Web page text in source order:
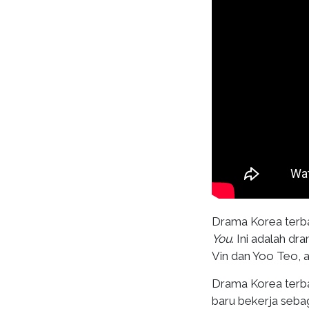
Drama Korea
You. Ini adalah
Vin dan Yoo Teo,
Drama Korea
baru bekerja